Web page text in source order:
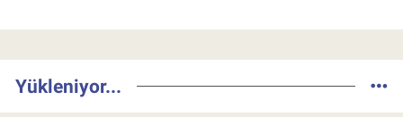
Yükleniyor...